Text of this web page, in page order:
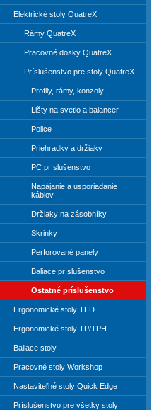
Elektrické stoly QuatreX
Rámy QuatreX
Pracovné dosky QuatreX
Príslušenstvo pre stoly QuatreX
Profily, rámy, konzoly
Lišty na svetlo a balancer
Police
Priehradky a držiaky
PC príslušenstvo
Napájanie a usporiadanie
káblov
Držiaky na zásobníky
Skrinky
Perforované panely
Baliace príslušenstvo
Ostatné príslušenstvo
Ergonomické stoly TED
Ergonomické stoly TP/TPH
Baliace stoly
Pracovné stoly Workshop
Nastaviteľné stoly Quick Edge
Príslušenstvo pre všetky stoly